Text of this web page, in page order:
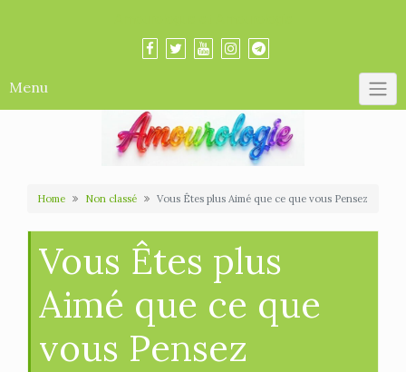
Menu
Home Non classé Vous Êtes plus Aimé que ce que vous Pensez
Vous Êtes plus
Aimé que ce que
vous Pensez